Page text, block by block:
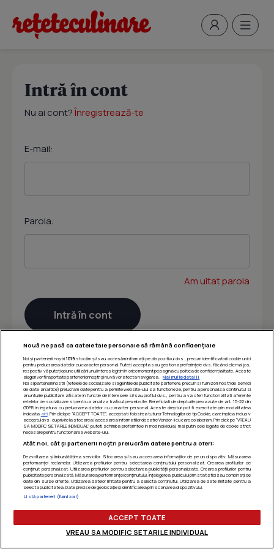
Intră în cont
Nu ai cont?Înregistrează-te
E-mail:
Parola:
Am uitat parola
Nouă ne pasă ca datele tale personale să rămână confidențiale
Noi și partenerii noștri 1019stocăm și/sau accesăm informații pe dispozitivul dvs., precum identificatorii cookie unici
pentru prelucrarea datelor cu caracter personal. Puteți accepta sau gestiona preferințele dvs. făcând clic mai jos,
respectiv vă puteți opune utilizării unui interes legitim în orice moment pe pagina cu politica de confidențialitate. Aceste
alegeri vor fi raportate partenerilor noștri și nu vă vor afecta navigarea.
Mai multe detalii
Noi si partenerii nostri (retelele de socializare si agentiile de publicitate partenere, precum si furnizorii nostri de servicii
de date analitice) prelucram date pentru a permite website-ului sa functioneze, pentru a personaliza continutul si
anunturile publicitare afisate in functie de interesele si/sau profilul dvs., pentru a va oferi functionalitati aferente
retelelor de socializare si pentru a analiza traficul pe website. Beneficiati de drepturile prevazute de art. 15-22 din
GDPR in legatura cu prelucrarea datelor cu caracter personal. Aceste drepturi pot fi exercitate prin modalitatea
indicata aici. Prin click pe “ACCEPT TOATE”, acceptati folosirea tuturor Tehnologiilor de tip Cookie, care implica inclusiv
acceptul dvs. cu privire la stocarea/accesarea informatiilor de catre Vendor-ii cu care colaboram. Prin click pe “VREAU
SA MODIFIC SETARILE INDIVIDUAL” puteti schimba preferintele in mod individual, mai putin cele legate de cookie strict
necesare pentru functionarea website-ului.
Atât noi, cât și partenerii noștri prelucrăm datele pentru a oferi:
Dezvoltarea și îmbunătățirea serviciilor. Stocarea și/sau accesarea informațiilor de pe un dispozitiv. Măsurarea
performanței reclamelor. Utilizarea profilurilor pentru selectarea conținutului personalizat. Crearea profilurilor de
conținut personalizat. Utilizarea profilurilor pentru selectarea publicității personalizate. Crearea profilurilor pentru
publicitate personalizată. Măsurarea performanței conținutului. Înțelegerea publicului prin statistici sau combinații de
date din surse diferite. Utilizarea datelor limitate pentru a selecta conținutul. Utilizarea de date limitate pentru a
selecta publicitatea. Date precise de geolocație și identificarea prin scanarea dispozitivului.
Listă parteneri (furnizori)
ACCEPT TOATE
VREAU SA MODIFIC SETARILE INDIVIDUAL